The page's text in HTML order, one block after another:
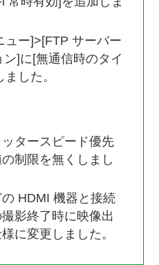
ュー]>[FTP サーバー
]に[無通信時のタイ
した。
タースピード優先
制限を無くしまし
HDMI 機器と接続
影終了時に映像出
に変更しました。